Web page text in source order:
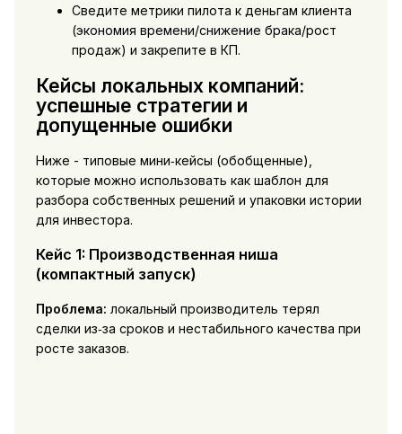
Сведите метрики пилота к деньгам клиента
(экономия времени/снижение брака/рост
продаж) и закрепите в КП.
Кейсы локальных компаний:
успешные стратегии и
допущенные ошибки
Ниже - типовые мини‑кейсы (обобщенные),
которые можно использовать как шаблон для
разбора собственных решений и упаковки истории
для инвестора.
Кейс 1: Производственная ниша
(компактный запуск)
Проблема: локальный производитель терял
сделки из‑за сроков и нестабильного качества при
росте заказов.